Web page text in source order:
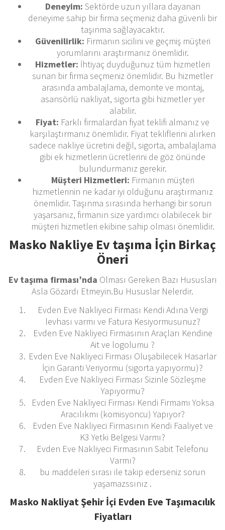
Deneyim: Sektörde uzun yıllara dayanan
deneyime sahip bir firma seçmeniz daha güvenli bir
taşınma sağlayacaktır.
Güvenilirlik: Firmanın sicilini ve geçmiş müşteri
yorumlarını araştırmanız önemlidir.
Hizmetler: İhtiyaç duyduğunuz tüm hizmetleri
sunan bir firma seçmeniz önemlidir. Bu hizmetler
arasında ambalajlama, demonte ve montaj,
asansörlü nakliyat, sigorta gibi hizmetler yer
alabilir.
Fiyat: Farklı firmalardan fiyat teklifi almanız ve
karşılaştırmanız önemlidir. Fiyat tekliflerini alırken
sadece nakliye ücretini değil, sigorta, ambalajlama
gibi ek hizmetlerin ücretlerini de göz önünde
bulundurmanız gerekir.
Müşteri Hizmetleri: Firmanın müşteri
hizmetlerinin ne kadar iyi olduğunu araştırmanız
önemlidir. Taşınma sırasında herhangi bir sorun
yaşarsanız, firmanın size yardımcı olabilecek bir
müşteri hizmetleri ekibine sahip olması önemlidir.
Masko Nakliye Ev taşıma İçin Birkaç
Öneri
Ev taşıma firması’nda Olması Gereken Bazı Hususları
Asla Gözardı Etmeyin.Bu Hususlar Nelerdir.
Evden Eve Nakliyeci Firması Kendi Adına Vergi
levhası varmı ve Fatura Kesiyormusunuz?
Evden Eve Nakliyeci Firmasının Araçları Kendine
Ait ve logolumu ?
Evden Eve Nakliyeci Firması Oluşabilecek Hasarlar
İçin Garanti Veriyormu (sigorta yapıyormu)?
Evden Eve Nakliyeci Firması Sizinle Sözleşme
Yapıyormu?
Evden Eve Nakliyeci Firması Kendi Firmamı Yoksa
Aracılıkmı (komisyoncu) Yapıyor?
Evden Eve Nakliyeci Firmasının Kendi Faaliyet ve
K3 Yetki Belgesi Varmı?
Evden Eve Nakliyeci Firmasının Sabit Telefonu
Varmı?
bu maddeleri sırası ile takip ederseniz sorun
yaşamazssınız .
Masko Nakliyat Şehir İçi Evden Eve Taşımacılık
Fiyatları